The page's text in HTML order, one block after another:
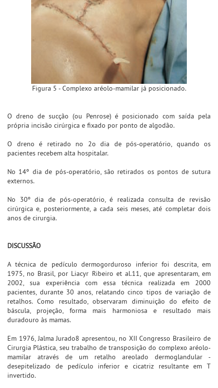
Figura 5 - Complexo aréolo-mamilar já posicionado.
O dreno de sucção (ou Penrose) é posicionado com saída pela
própria incisão cirúrgica e fixado por ponto de algodão.
O dreno é retirado no 2o dia de pós-operatório, quando os
pacientes recebem alta hospitalar.
No 14º dia de pós-operatório, são retirados os pontos de sutura
externos.
No 30º dia de pós-operatório, é realizada consulta de revisão
cirúrgica e, posteriormente, a cada seis meses, até completar dois
anos de cirurgia.
DISCUSSÃO
A técnica de pedículo dermogorduroso inferior foi descrita, em
1975, no Brasil, por Liacyr Ribeiro et al.11, que apresentaram, em
2002, sua experiência com essa técnica realizada em 2000
pacientes, durante 30 anos, relatando cinco tipos de variação de
retalhos. Como resultado, observaram diminuição do efeito de
báscula, projeção, forma mais harmoniosa e resultado mais
duradouro às mamas.
Em 1976, Jalma Jurado8 apresentou, no XII Congresso Brasileiro de
Cirurgia Plástica, seu trabalho de transposição do complexo aréolo-
mamilar através de um retalho areolado dermoglandular -
desepitelizado de pedículo inferior e cicatriz resultante em T
invertido.